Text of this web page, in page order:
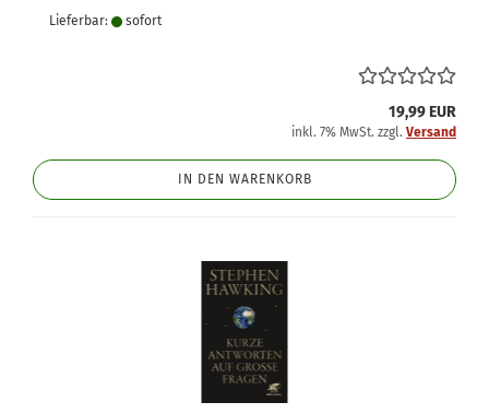
Lieferbar: sofort
19,99 EUR
inkl. 7% MwSt. zzgl. Versand
IN DEN WARENKORB